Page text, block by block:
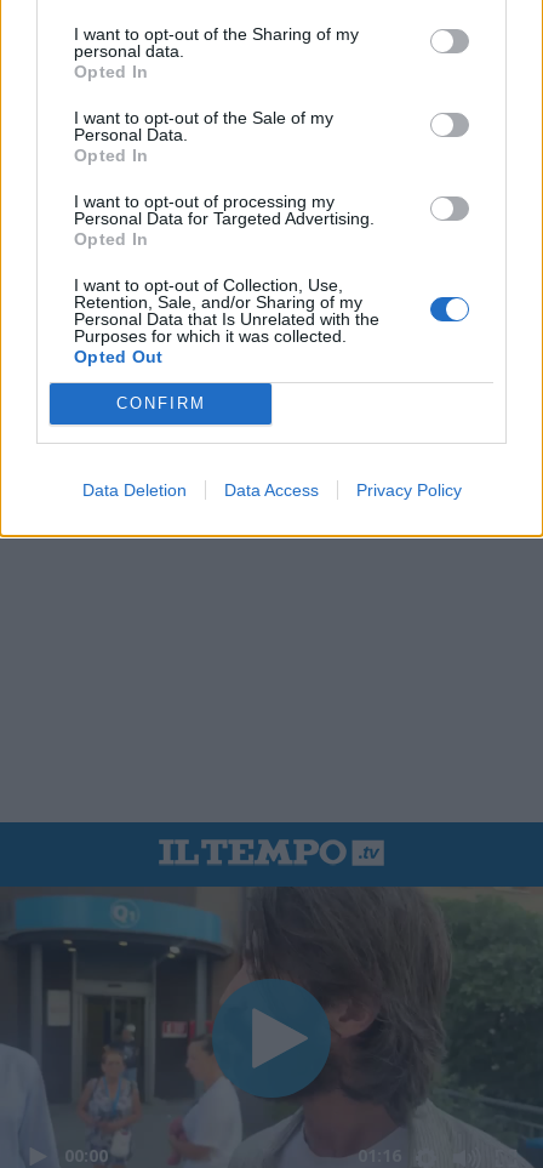
I want to opt-out of the Sharing of my
personal data.
Opted In
I want to opt-out of the Sale of my
Personal Data.
Opted In
I want to opt-out of processing my
Personal Data for Targeted Advertising.
Opted In
I want to opt-out of Collection, Use,
Retention, Sale, and/or Sharing of my
Personal Data that Is Unrelated with the
Purposes for which it was collected.
Opted Out
CONFIRM
Data Deletion Data Access Privacy Policy
00:00 01:16